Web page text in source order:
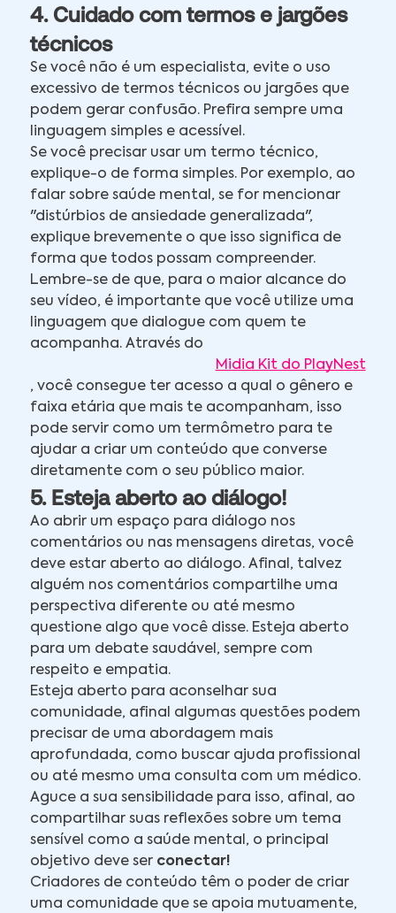
4. Cuidado com termos e jargões
técnicos
Se você não é um especialista, evite o uso
excessivo de termos técnicos ou jargões que
podem gerar confusão. Prefira sempre uma
linguagem simples e acessível.
Se você precisar usar um termo técnico,
explique-o de forma simples. Por exemplo, ao
falar sobre saúde mental, se for mencionar
"distúrbios de ansiedade generalizada",
explique brevemente o que isso significa de
forma que todos possam compreender.
Lembre-se de que, para o maior alcance do
seu vídeo, é importante que você utilize uma
linguagem que dialogue com quem te
acompanha. Através do
Midia Kit do PlayNest
, você consegue ter acesso a qual o gênero e
faixa etária que mais te acompanham, isso
pode servir como um termômetro para te
ajudar a criar um conteúdo que converse
diretamente com o seu público maior.
5. Esteja aberto ao diálogo!
Ao abrir um espaço para diálogo nos
comentários ou nas mensagens diretas, você
deve estar aberto ao diálogo. Afinal, talvez
alguém nos comentários compartilhe uma
perspectiva diferente ou até mesmo
questione algo que você disse. Esteja aberto
para um debate saudável, sempre com
respeito e empatia.
Esteja aberto para aconselhar sua
comunidade, afinal algumas questões podem
precisar de uma abordagem mais
aprofundada, como buscar ajuda profissional
ou até mesmo uma consulta com um médico.
Aguce a sua sensibilidade para isso, afinal, ao
compartilhar suas reflexões sobre um tema
sensível como a saúde mental, o principal
objetivo deve ser conectar!
Criadores de conteúdo têm o poder de criar
uma comunidade que se apoia mutuamente,